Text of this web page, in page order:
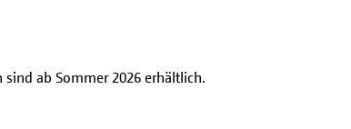
ab Sommer 2026 erhältlich.